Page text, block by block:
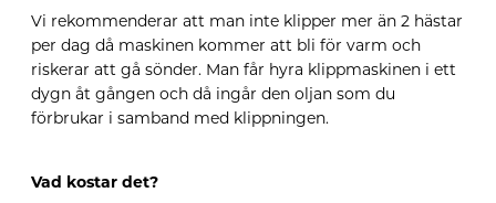
Vi rekommenderar att man inte klipper mer än 2 hästar
per dag då maskinen kommer att bli för varm och
riskerar att gå sönder. Man får hyra klippmaskinen i ett
dygn åt gången och då ingår den oljan som du
förbrukar i samband med klippningen.
Vad kostar det?